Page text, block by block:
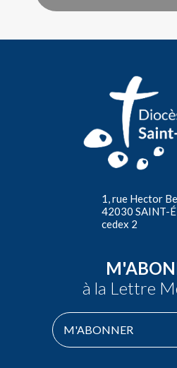
1, rue Hector
42030 SAINT-
cedex 2
à la Lettre
M'ABONNER